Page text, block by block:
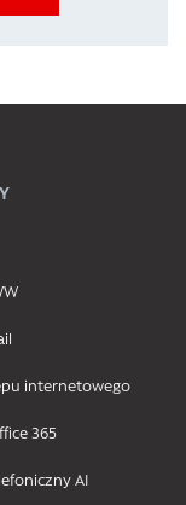
internetowego
365
AI